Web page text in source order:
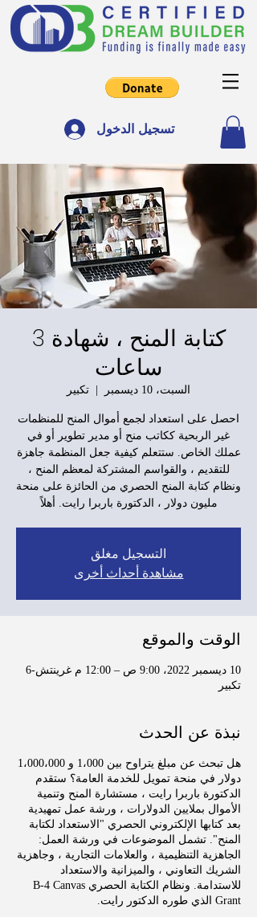
تسجيل الدخول
كتابة المنح ، شهادة 3
ساعات
السبت، 10 ديسمبر
  |
تكبير
احصل على استعداد لجمع أموال المنح للمنظمات
غير الربحية ككاتب منح أو مدير تطوير أو في
عملك الخاص. ستتعلم كيفية جعل المنظمة جاهزة
للتقديم ، والقواسم المشتركة لمعظم المنح ،
ونظام كتابة المنح الحصري من الحائزة على منحة
مليون دولار ، الدكتورة باربرا رايت. أهلاً
التسجيل مغلق
مشاهدة أحداث أخرى
الوقت والموقع
10 ديسمبر 2022، 9:00 ص – 12:00 م غرينتش-6
تكبير
نبذة عن الحدث
هل تبحث عن مبلغ يتراوح بين 1،000 و 1،000،000
دولار في منحة تمويل للخدمة العامة؟ ستقدم
الدكتورة باربرا رايت ، مستشارة المنح وتنمية
الأموال بملايين الدولارات ، ورشة عمل تمهيدية
بعد كتابها الإلكتروني الحصري "الاستعداد لكتابة
المنح". تشمل الموضوعات في ورشة العمل:
الجاهزية التنظيمية ، والعلامات التجارية ، وجاهزية
الشريك التعاوني ، والميزانية والاستعداد
للاستدامة. ونظام الكتابة الحصري B-4 Canvas
Grant الذي طوره الدكتور رايت.